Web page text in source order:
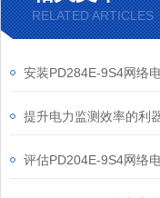
RELATED ARTICLES